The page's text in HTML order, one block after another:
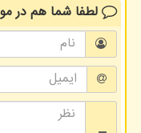
لطفا شما همدر